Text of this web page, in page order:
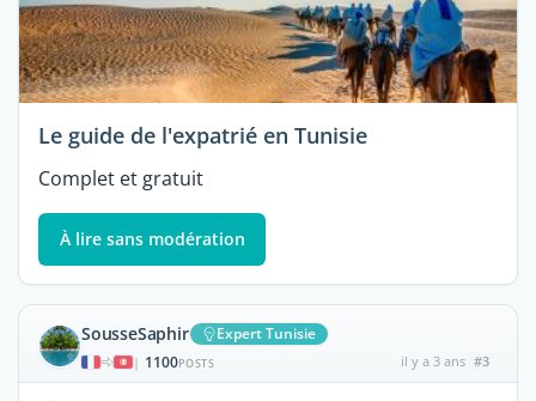
Le guide de l'expatrié en Tunisie
Complet et gratuit
À lire sans modération
SousseSaphir Expert Tunisie
| 1100POSTS il y a 3 ans #3